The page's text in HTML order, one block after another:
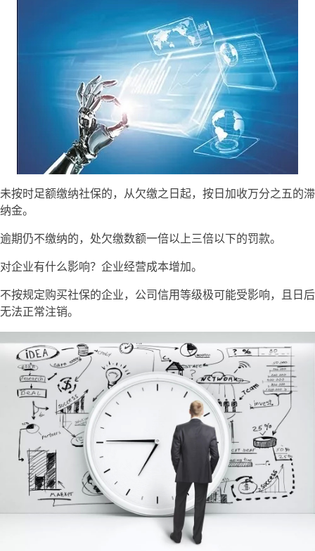
未按时足额缴纳社保的，从欠缴之日起，按日加收万分之五的滞
纳金。
逾期仍不缴纳的，处欠缴数额一倍以上三倍以下的罚款。
对企业有什么影响？企业经营成本增加。
不按规定购买社保的企业，公司信用等级极可能受影响，且日后
无法正常注销。